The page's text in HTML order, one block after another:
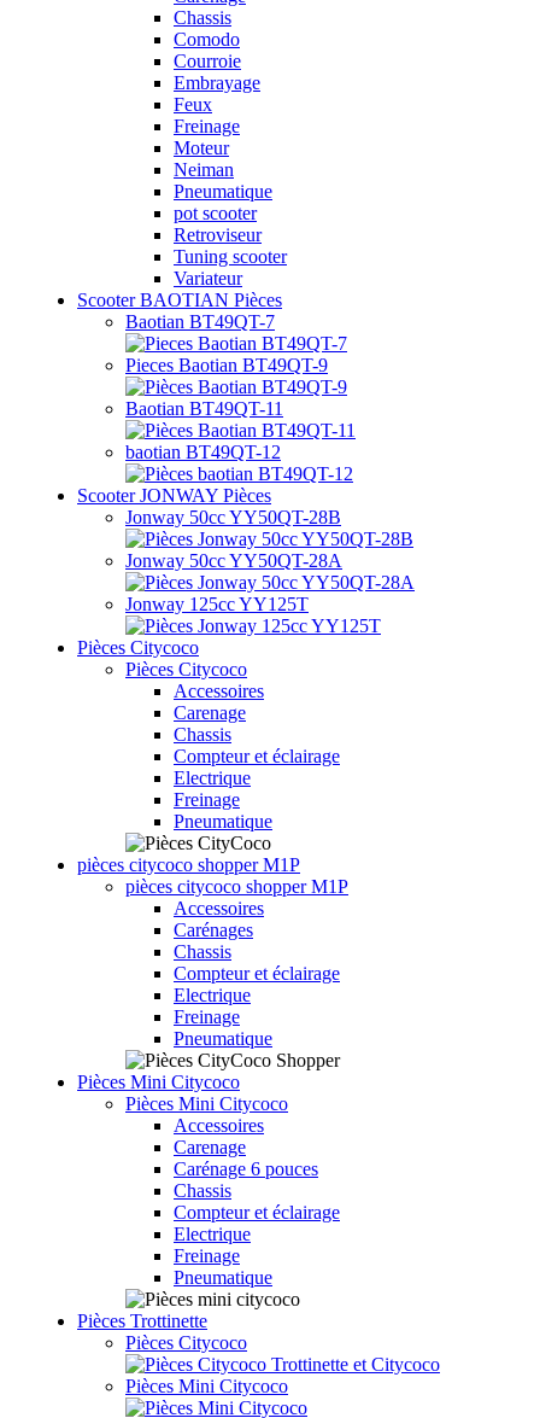
Chassis
Comodo
Courroie
Embrayage
Feux
Freinage
Moteur
Neiman
Pneumatique
pot scooter
Retroviseur
Tuning scooter
Variateur
Scooter BAOTIAN Pièces
Baotian BT49QT-7
Pieces Baotian BT49QT-9
Baotian BT49QT-11
baotian BT49QT-12
Scooter JONWAY Pièces
Jonway 50cc YY50QT-28B
Jonway 50cc YY50QT-28A
Jonway 125cc YY125T
Pièces Citycoco
Pièces Citycoco
Accessoires
Carenage
Chassis
Compteur et éclairage
Electrique
Freinage
Pneumatique
pièces citycoco shopper M1P
pièces citycoco shopper M1P
Accessoires
Carénages
Chassis
Compteur et éclairage
Electrique
Freinage
Pneumatique
Pièces Mini Citycoco
Pièces Mini Citycoco
Accessoires
Carenage
Carénage 6 pouces
Chassis
Compteur et éclairage
Electrique
Freinage
Pneumatique
Pièces Trottinette
Pièces Citycoco
Pièces Mini Citycoco